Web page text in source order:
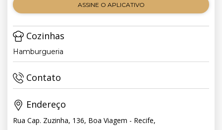
ASSINE O APLICATIVO
Cozinhas
Hamburgueria
Contato
Endereço
Rua Cap. Zuzinha, 136, Boa Viagem - Recife,